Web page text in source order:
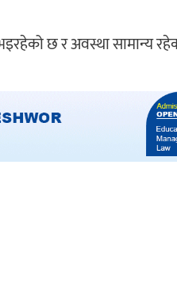
छ र अवस्था सामान्य